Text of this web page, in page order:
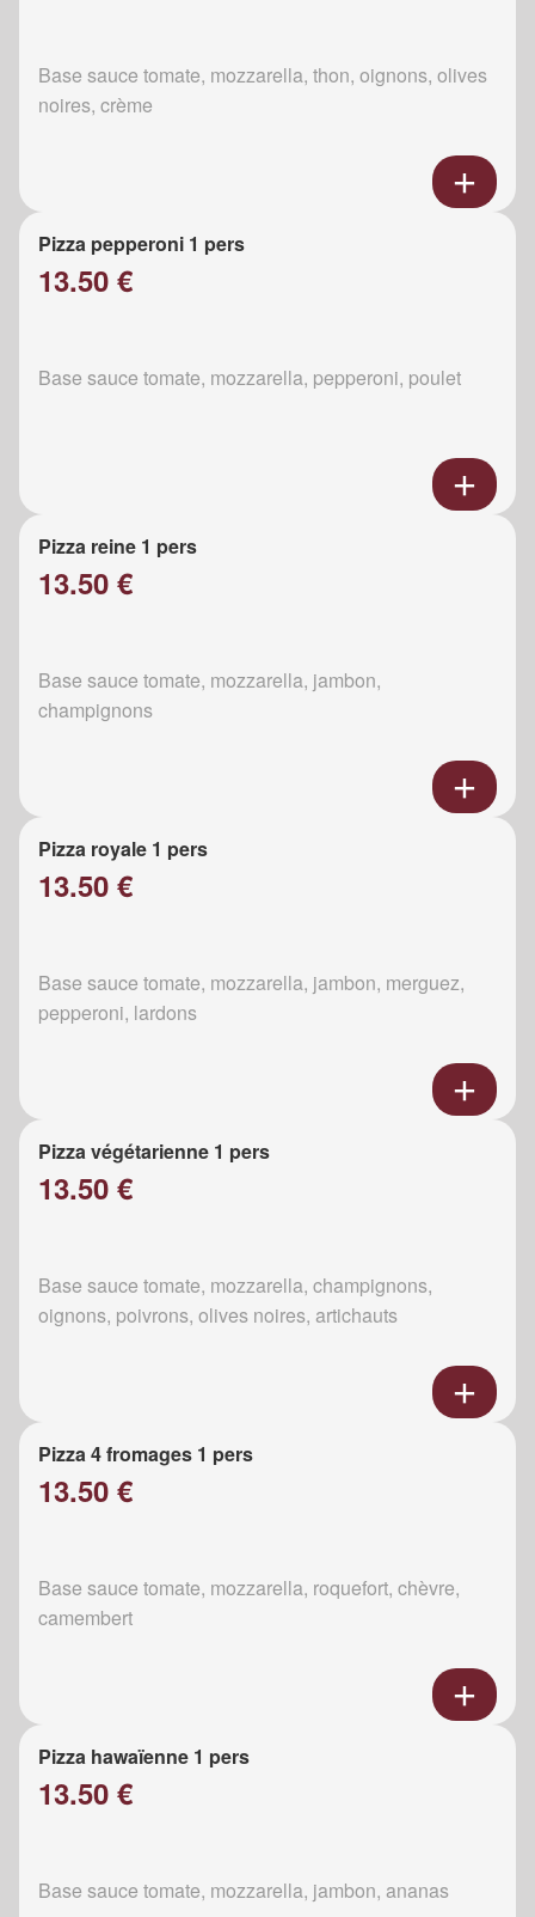
Base sauce tomate, mozzarella, thon, oignons, olives
noires, crème
Pizza pepperoni 1 pers
13.50 €
Base sauce tomate, mozzarella, pepperoni, poulet
Pizza reine 1 pers
13.50 €
Base sauce tomate, mozzarella, jambon,
champignons
Pizza royale 1 pers
13.50 €
Base sauce tomate, mozzarella, jambon, merguez,
pepperoni, lardons
Pizza végétarienne 1 pers
13.50 €
Base sauce tomate, mozzarella, champignons,
oignons, poivrons, olives noires, artichauts
Pizza 4 fromages 1 pers
13.50 €
Base sauce tomate, mozzarella, roquefort, chèvre,
camembert
Pizza hawaïenne 1 pers
13.50 €
Base sauce tomate, mozzarella, jambon, ananas